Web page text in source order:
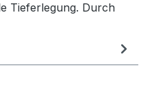
Tieferlegung. Durch